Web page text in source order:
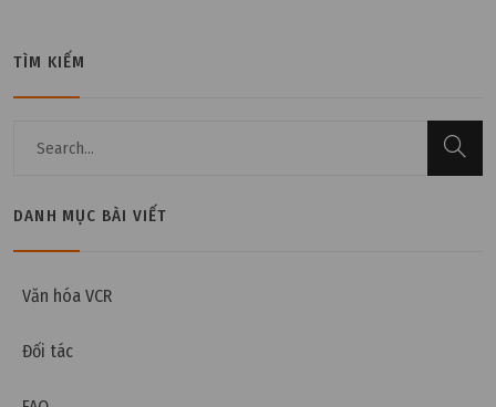
Thứ hai, 07/11/2022 | 10:25
Thông gió là gì? Phân loại & Mục đích sử dụng
TÌM KIẾM
DANH MỤC BÀI VIẾT
Văn hóa VCR
Đối tác